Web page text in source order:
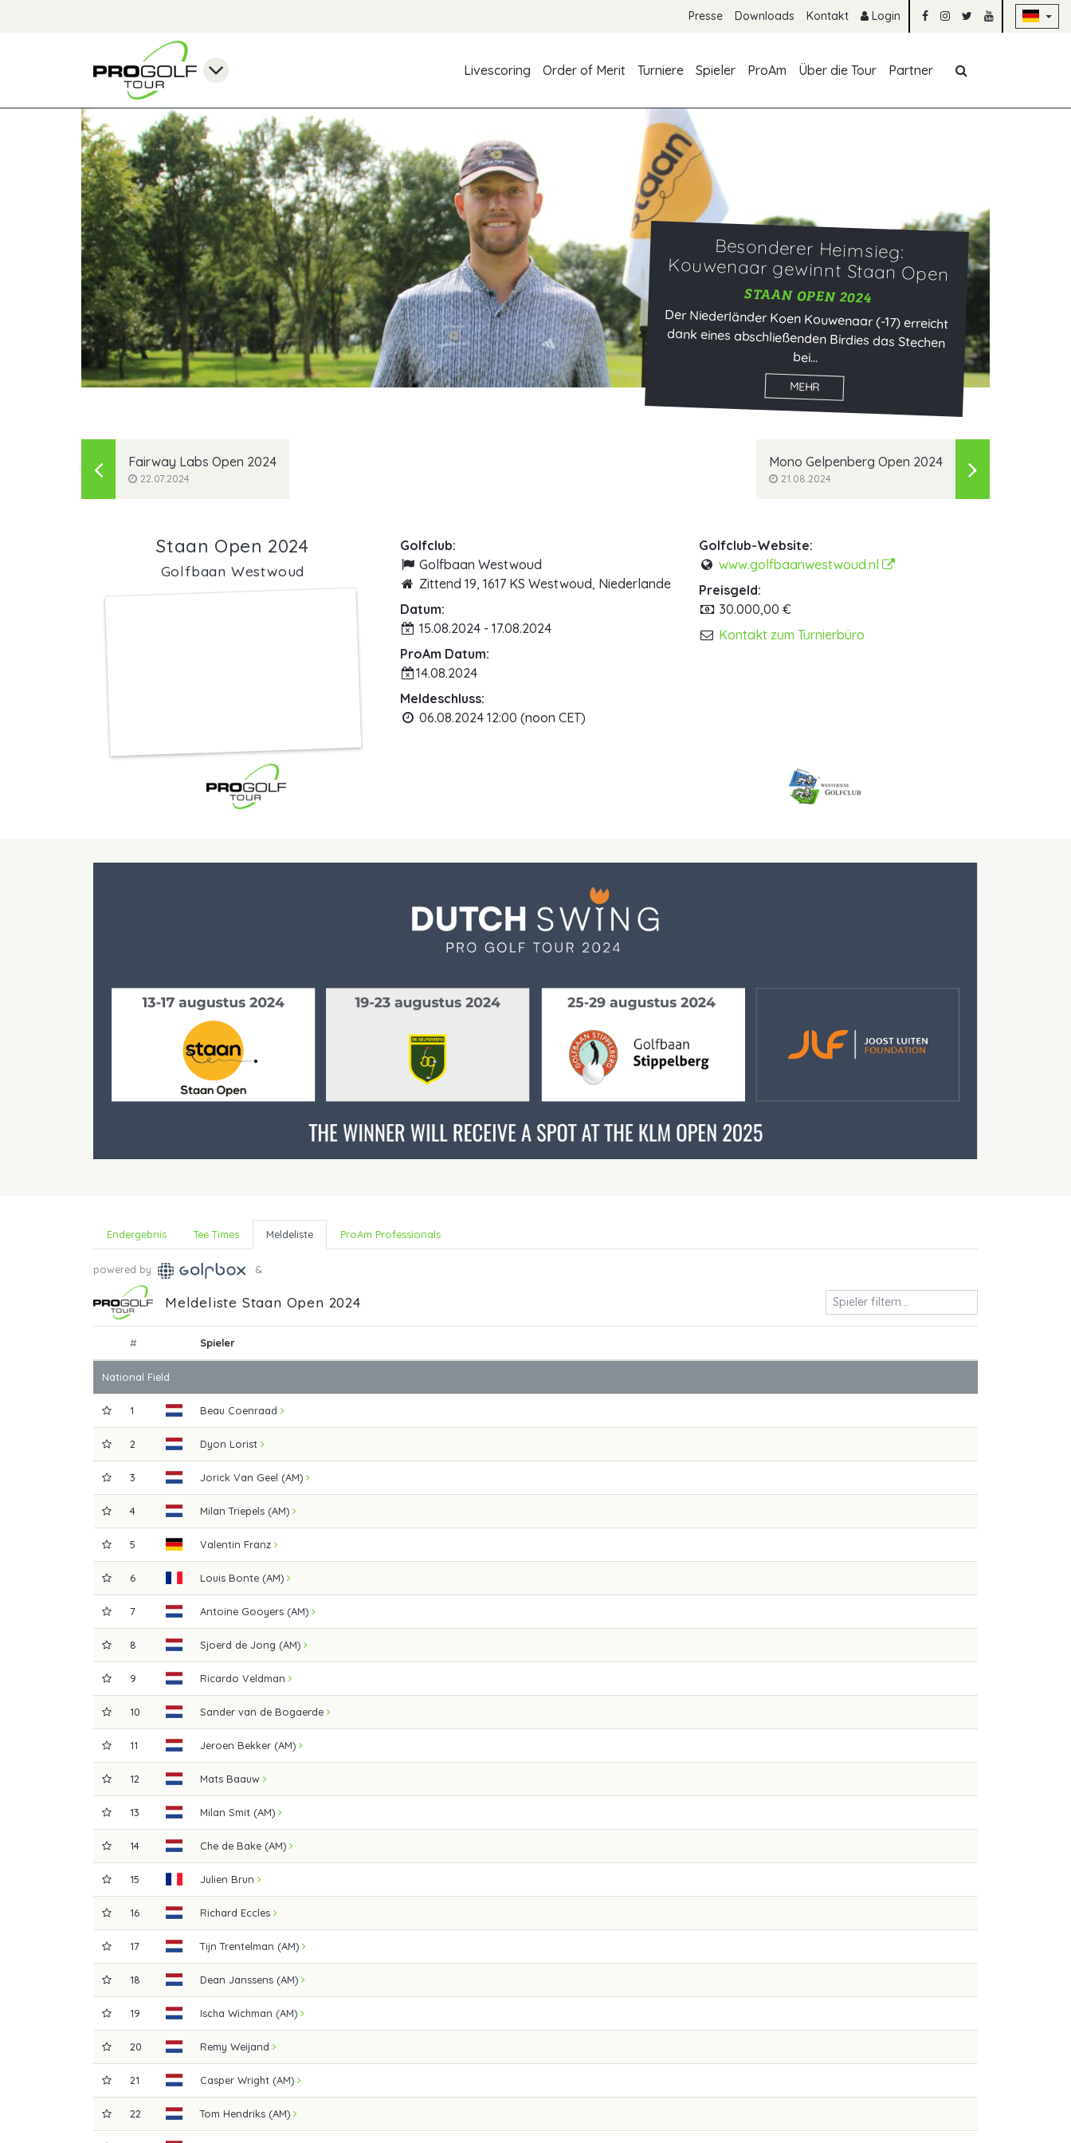
Presse Downloads Kontakt Login
Livescoring
Order of Merit Turniere Spieler ProAm Über die Tour Partner
Besonderer Heimsieg:
Kouwenaar gewinnt Staan Open
STAAN OPEN 2024
Der Niederländer Koen Kouwenaar (-17) erreicht
dank eines abschließenden Birdies das Stechen
bei...
MEHR
Fairway Labs Open 2024
22.07.2024
Mono Gelpenberg Open 2024
21.08.2024
Staan Open 2024
Golfbaan Westwoud
Golfclub:
Golfbaan Westwoud
Zittend 19, 1617 KS Westwoud, Niederlande
Datum:
15.08.2024 - 17.08.2024
ProAm Datum:
14.08.2024
Meldeschluss:
06.08.2024 12:00 (noon CET)
Golfclub-Website:
www.golfbaanwestwoud.nl
Preisgeld:
30.000,00 €
Kontakt zum Turnierbüro
Endergebnis Tee Times Meldeliste ProAm Professionals
powered by &
Meldeliste Staan Open 2024
# Spieler
National Field
1 Beau Coenraad
2 Dyon Lorist
3 Jorick Van Geel (AM)
4 Milan Triepels (AM)
5 Valentin Franz
6 Louis Bonte (AM)
7 Antoine Gooyers (AM)
8 Sjoerd de Jong (AM)
9 Ricardo Veldman
10 Sander van de Bogaerde
11 Jeroen Bekker (AM)
12 Mats Baauw
13 Milan Smit (AM)
14 Che de Bake (AM)
15 Julien Brun
16 Richard Eccles
17 Tijn Trentelman (AM)
18 Dean Janssens (AM)
19 Ischa Wichman (AM)
20 Remy Weijand
21 Casper Wright (AM)
22 Tom Hendriks (AM)